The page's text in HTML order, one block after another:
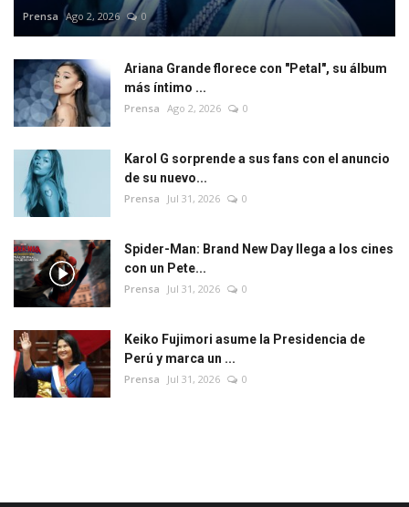
Prensa Ago 2, 2026 0
Ariana Grande florece con "Petal", su álbum
más íntimo ...
Prensa Ago 2, 2026 0
Karol G sorprende a sus fans con el anuncio
de su nuevo...
Prensa Jul 31, 2026 0
Spider-Man: Brand New Day llega a los cines
con un Pete...
Prensa Jul 31, 2026 0
Keiko Fujimori asume la Presidencia de
Perú y marca un ...
Prensa Jul 31, 2026 0